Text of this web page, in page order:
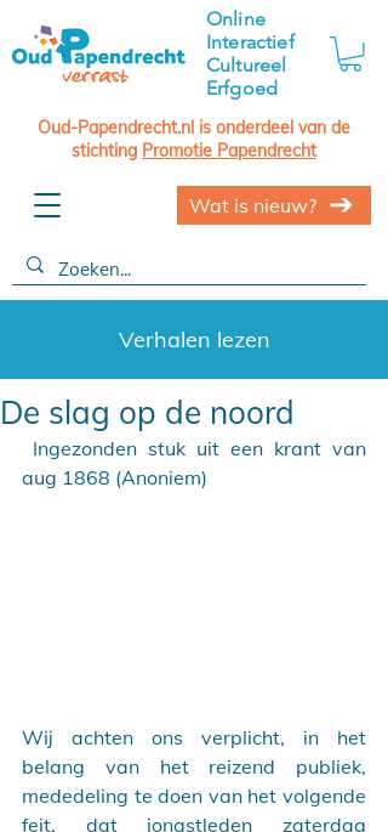
Online
Interactief
Cultureel
Erfgoed
Oud-Papendrecht.nl is onderdeel van de
stichting Promotie Papendrecht
Wat is nieuw?
Verhalen lezen
De slag op de noord
aug 1868 (Anoniem)
Wij achten ons verplicht, in het
belang van het reizend publiek,
mededeling te doen van het volgende
feit, dat jongstleden zaterdag